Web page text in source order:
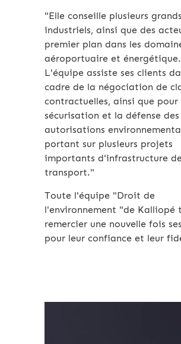
"Elle conseille plusieurs
industriels, ainsi que des
premier plan dans les
aéroportuaire et énergétique.
L'équipe assiste ses clients
cadre de la négociation de
contractuelles, ainsi que pour
sécurisation et la défense des
autorisations
portant sur plusieurs projets
importants d'infrastructure
transport."
Toute l'équipe "Droit de
l'environnement "de Kalliopé
remercier une nouvelle fois
pour leur confiance et leur